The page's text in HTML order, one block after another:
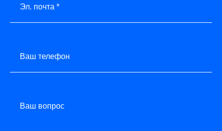
Эл. почта *
Ваш телефон
Ваш вопрос